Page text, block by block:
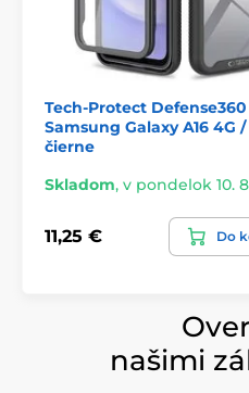
Tech-Protect Defense360
Samsung Galaxy A16 4G /
čierne
Skladom, v pondelok 10.
11,25 € Do
našimi